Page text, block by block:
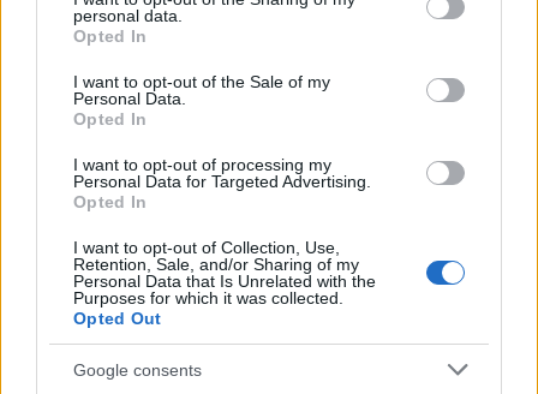
grant or deny consent to Google and its third-party tags to
use your data for below specified purposes in below Google
consent section.
personal data.
Opted In
I want to opt-out of the Sale of my
Personal Data.
Opted In
I want to opt-out of processing my
Personal Data for Targeted Advertising.
Opted In
I want to opt-out of Collection, Use,
Retention, Sale, and/or Sharing of my
Personal Data that Is Unrelated with the
Purposes for which it was collected.
Opted Out
Google consents